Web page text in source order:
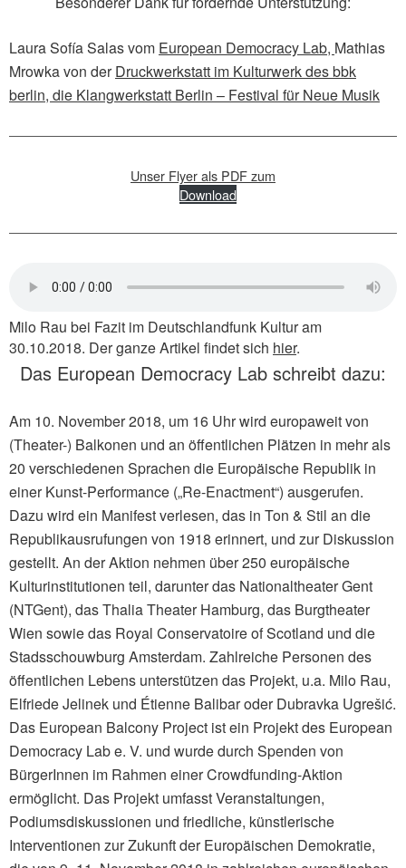
Laura Sofía Salas vom European Democracy Lab, Mathias
Mrowka von derDruckwerkstatt im Kulturwerk des bbk
berlin, die Klangwerkstatt Berlin – Festival für Neue Musik
Unser Flyer als PDF zum
Download
Milo Rau bei Fazit im Deutschlandfunk Kultur am
30.10.2018. Der ganze Artikel findet sich hier.
Das European Democracy Lab schreibt dazu:
Am 10. November 2018, um 16 Uhr wird europaweit von
(Theater-) Balkonen und an öffentlichen Plätzen in mehr als
20 verschiedenen Sprachen die Europäische Republik in
einer Kunst-Performance („Re-Enactment“) ausgerufen.
Dazu wird ein Manifest verlesen, das in Ton & Stil an die
Republikausrufungen von 1918 erinnert, und zur Diskussion
gestellt. An der Aktion nehmen über 250 europäische
Kulturinstitutionen teil, darunter das Nationaltheater Gent
(NTGent), das Thalia Theater Hamburg, das Burgtheater
Wien sowie das Royal Conservatoire of Scotland und die
Stadsschouwburg Amsterdam. Zahlreiche Personen des
öffentlichen Lebens unterstützen das Projekt, u.a. Milo Rau,
Elfriede Jelinek und Étienne Balibar oder Dubravka Ugrešić.
Das European Balcony Project ist ein Projekt des European
Democracy Lab e. V. und wurde durch Spenden von
BürgerInnen im Rahmen einer Crowdfunding-Aktion
ermöglicht. Das Projekt umfasst Veranstaltungen,
Podiumsdiskussionen und friedliche, künstlerische
Interventionen zur Zukunft der Europäischen Demokratie,